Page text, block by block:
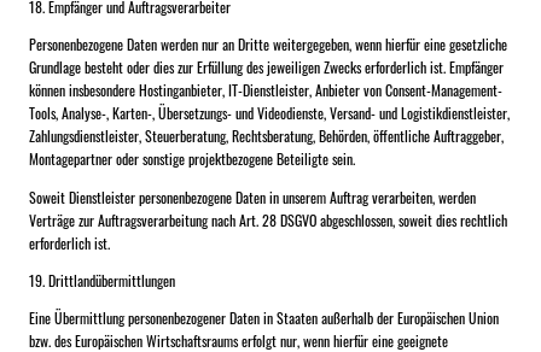
18. Empfänger und Auftragsverarbeiter
Personenbezogene Daten werden nur an Dritte weitergegeben, wenn hierfür eine gesetzliche
Grundlage besteht oder dies zur Erfüllung des jeweiligen Zwecks erforderlich ist. Empfänger
können insbesondere Hostinganbieter, IT-Dienstleister, Anbieter von Consent-Management-
Tools, Analyse-, Karten-, Übersetzungs- und Videodienste, Versand- und Logistikdienstleister,
Zahlungsdienstleister, Steuerberatung, Rechtsberatung, Behörden, öffentliche Auftraggeber,
Montagepartner oder sonstige projektbezogene Beteiligte sein.
Soweit Dienstleister personenbezogene Daten in unserem Auftrag verarbeiten, werden
Verträge zur Auftragsverarbeitung nach Art. 28 DSGVO abgeschlossen, soweit dies rechtlich
erforderlich ist.
19. Drittlandübermittlungen
Eine Übermittlung personenbezogener Daten in Staaten außerhalb der Europäischen Union
bzw. des Europäischen Wirtschaftsraums erfolgt nur, wenn hierfür eine geeignete